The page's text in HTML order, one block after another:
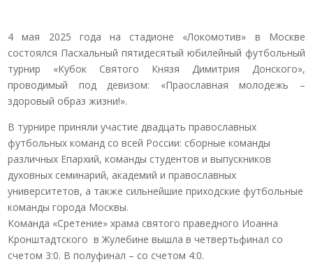
4 мая 2025 года на стадионе «Локомотив» в Москве
состоялся Пасхальный пятидесятый юбилейный футбольный
турнир «Кубок Святого Князя Димитрия Донского»,
проводимый под девизом: «Праославная молодежь –
здоровый образ жизни!».
В турнире приняли участие двадцать православных
футбольных команд со всей России: сборные команды
различных Епархий, команды студентов и выпускников
духовных семинарий, академий и православных
университетов, а также сильнейшие приходские футбольные
команды города Москвы.
Команда «Сретение» храма святого праведного Иоанна
Кронштадтского в Жулебине вышла в четвертьфинал со
счетом 3:0. В полуфинал – со счетом 4:0.